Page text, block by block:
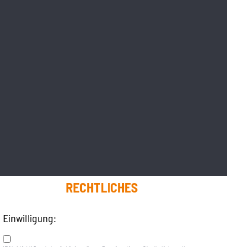
RECHTLICHES
Einwilligung: